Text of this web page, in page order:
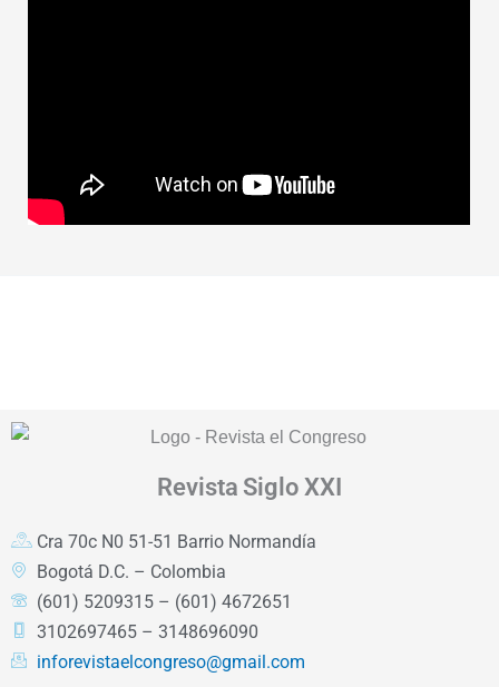
Revista Siglo XXI
Cra 70c N0 51-51 Barrio Normandía
Bogotá D.C. – Colombia
(601) 5209315 – (601) 4672651
3102697465 – 3148696090
inforevistaelcongreso@gmail.com